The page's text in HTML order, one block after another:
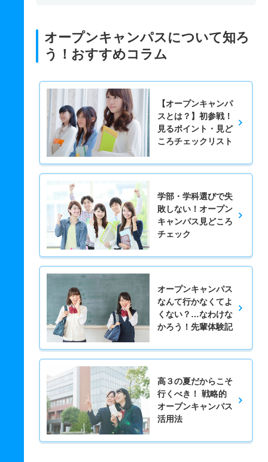
オープンキャンパスについて知ろ
う！おすすめコラム
【オープンキャンパ
スとは？】初参戦！
見るポイント・見ど
ころチェックリスト
学部・学科選びで失
敗しない！オープン
キャンパス見どころ
チェック
オープンキャンパス
なんて行かなくてよ
くない？…なわけな
かろう！先輩体験記
高３の夏だからこそ
行くべき！ 戦略的
オープンキャンパス
活用法